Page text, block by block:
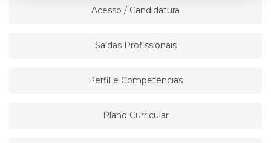
Acesso / Candidatura
Saídas Profissionais
Perfil e Competências
Plano Curricular